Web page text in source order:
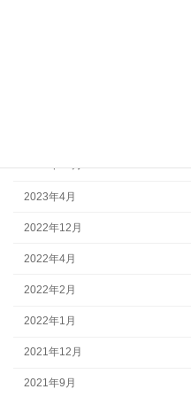
2023年12月
2023年4月
2022年12月
2022年4月
2022年2月
2022年1月
2021年12月
2021年9月